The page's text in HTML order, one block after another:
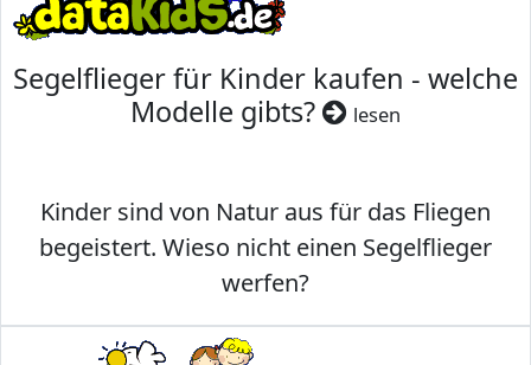
Segelflieger für Kinder kaufen - welche
Modelle gibts?
lesen
Kinder sind von Natur aus für das Fliegen
begeistert. Wieso nicht einen Segelflieger
werfen?